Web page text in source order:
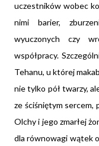
uczestników wobec
nimi barier,
wyuczonych czy
współpracy.
Tehanu, u której
nie tylko pół twarzy,
ze ściśniętym sercem,
Olchy i jego zmarłej
dla równowagi wątek